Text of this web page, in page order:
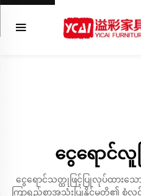
ငွေရောင်
ငွေရောင်သတ္ထုဖြင့်ပြုလုပ်ထား
ကြာရှည်စွာအသုံးပြုနိုင်မှုတို့၏ စုံလင်